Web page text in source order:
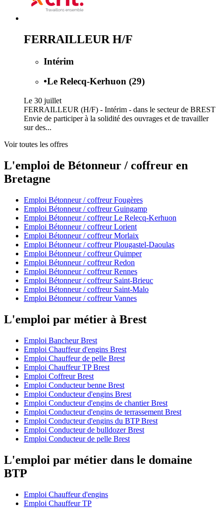
FERRAILLEUR H/F
Intérim
•Le Relecq-Kerhuon (29)
Le 30 juillet
FERRAILLEUR (H/F) - Intérim - dans le secteur de BREST
Envie de participer à la solidité des ouvrages et de travailler
sur des...
Voir toutes les offres
L'emploi de Bétonneur / coffreur en
Bretagne
Emploi Bétonneur / coffreur Fougères
Emploi Bétonneur / coffreur Guingamp
Emploi Bétonneur / coffreur Le Relecq-Kerhuon
Emploi Bétonneur / coffreur Lorient
Emploi Bétonneur / coffreur Morlaix
Emploi Bétonneur / coffreur Plougastel-Daoulas
Emploi Bétonneur / coffreur Quimper
Emploi Bétonneur / coffreur Redon
Emploi Bétonneur / coffreur Rennes
Emploi Bétonneur / coffreur Saint-Brieuc
Emploi Bétonneur / coffreur Saint-Malo
Emploi Bétonneur / coffreur Vannes
L'emploi par métier à Brest
Emploi Bancheur Brest
Emploi Chauffeur d'engins Brest
Emploi Chauffeur de pelle Brest
Emploi Chauffeur TP Brest
Emploi Coffreur Brest
Emploi Conducteur benne Brest
Emploi Conducteur d'engins Brest
Emploi Conducteur d'engins de chantier Brest
Emploi Conducteur d'engins de terrassement Brest
Emploi Conducteur d'engins du BTP Brest
Emploi Conducteur de bulldozer Brest
Emploi Conducteur de pelle Brest
L'emploi par métier dans le domaine
BTP
Emploi Chauffeur d'engins
Emploi Chauffeur TP